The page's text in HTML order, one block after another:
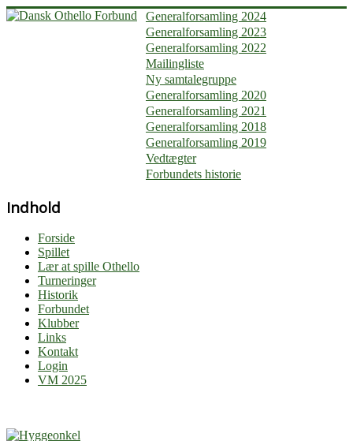
Generalforsamling 2024
Generalforsamling 2023
Generalforsamling 2022
Mailingliste
Ny samtalegruppe
Generalforsamling 2020
Generalforsamling 2021
Generalforsamling 2018
Generalforsamling 2019
Vedtægter
Forbundets historie
Indhold
Forside
Spillet
Lær at spille Othello
Turneringer
Historik
Forbundet
Klubber
Links
Kontakt
Login
VM 2025